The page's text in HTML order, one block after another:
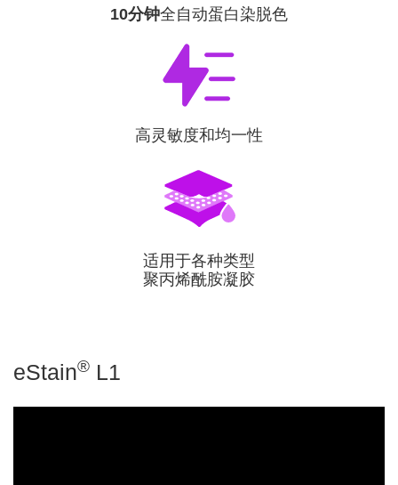
10分钟全自动蛋白染脱色
高灵敏度和均一性
适用于各种类型
聚丙烯酰胺凝胶
eStain® L1